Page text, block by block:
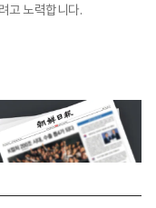
고 노력합니다.